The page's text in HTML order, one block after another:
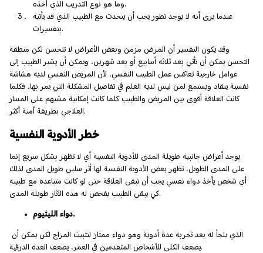
وما هو نوع التدريب الذي أخذه.
عندما يرى أنه لا يوجد تطور يجب أن يتحدث مع الطبيب الذي قد يأتيه
بتفسيرات.
وقد يكون التفسير أن المرض مزمن وبعض الأعراض لا تتحسن لكن منطقة
التحسن يمكن أن تأتي بعد ثلاثة أسابيع أو بعد شهرين، ويمكن أن يشير الطبيب إلى
عوامل خارجية تعاكس عمل الطبيب النفسي، لأن المريض النفسي لديه هشاشة
نفسية ينقاد ويستمع لمن ليس لديه العلم في تفاصيل المشكلة التي يمر بها، فكلما
كانت العلاقة أقوى بين المريض والطبيب كلما كانت إمكانية مشيهم على المسار
العلاجي بطريقة آمنة أكثر.
خطر الأدوية النفسية
يوجد أعراض جانبية طويلة المدى للأدوية النفسية أي لا تظهر بشكل سريع إنما
على المدى الطويل، تظهر بعض الأدوية النفسية لها أثر سلبي طويل المدى لذلك
أي شخص يأخذ دواء نفسي يجب أن تبقى العلاقة حتى لو كانت متباعدة مع طبيبه
كي يبقى الطبيب يفحص له هذه الآثار طويلة المدى.
دواء الليثيوم.
يضعف الكلى للأشخاص المتقدمين في العمر، يضعف الغدة الدرقية.